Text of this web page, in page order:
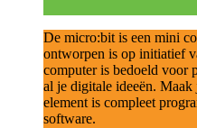
De micro:bit is een mini
ontworpen is op initiatief
computer is bedoeld voor
al je digitale ideeën. Maak
element is compleet
software.